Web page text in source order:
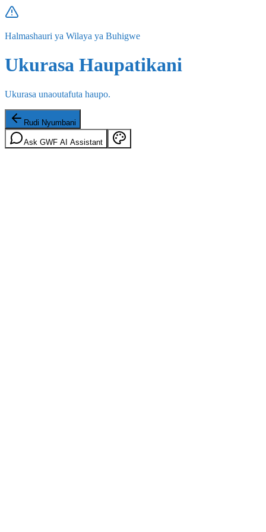
Halmashauri ya Wilaya ya Buhigwe
Ukurasa Haupatikani
Ukurasa unaoutafuta haupo.
Rudi Nyumbani
Ask GWF AI Assistant